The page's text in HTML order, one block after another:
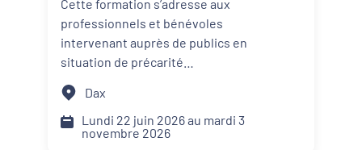
Dynamiques territoriales pour l’emploi
Transitions
personnes en situation de
précarité alimentaire
Cette formation s’adresse aux
professionnels et bénévoles
intervenant auprès de publics en
situation de précarité
alimentaire. Elle propose des
apports théoriques, des
échanges de pratiques et des
mises en situation afin d’intégrer
Dax
Lundi 22 juin 2026 au mardi 3
novembre 2026